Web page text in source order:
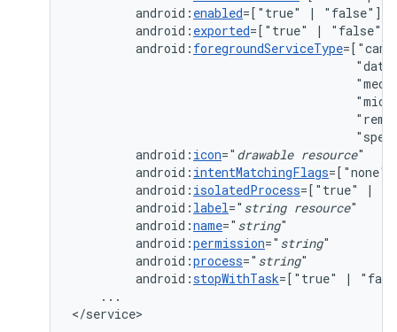
android: enabled=["true" |
android: exported=["true" |
android: foregroundServiceType
android: icon=" drawable resource
android: intentMatchingFlags=["none"
android: isolatedProcess=["true"
|
android: label=" string resource
android:name=" string
android:permission=" string
android:process=" string
android:stopWithTask=["true"
|
...
</service>